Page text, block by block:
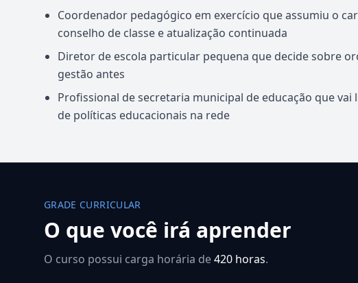
Coordenador pedagógico em exercício que assumiu o
conselho de classe e atualização continuada
Diretor de escola particular pequena que decide sobre
gestão antes
Profissional de secretaria municipal de educação que
de políticas educacionais na rede
GRADE CURRICULAR
O que você irá aprender
O curso possui carga horária de420 horas.